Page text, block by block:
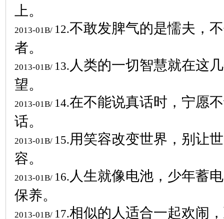
上。
2013-01B/ 12.不敢发脾气的是懦夫，
者。
2013-01B/ 13. 人类的一切智慧就在这
望。
2013-01B/ 14.在不能说真话时，宁愿
话。
2013-01B/ 15.用笑容改变世界，别让
容。
2013-01B/ 16. 人生就像电池，少年蓄
保养。
2013-01B/ 17.相似的人适合一起欢闹